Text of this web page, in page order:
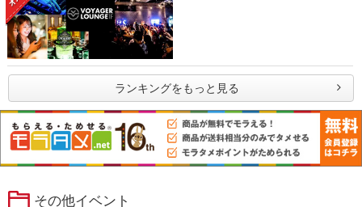
ランキングをもっと見る
その他イベント